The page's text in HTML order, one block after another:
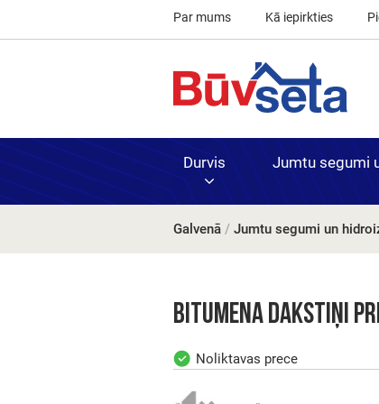
Par mums Kā iepirkties
Durvis Jumtu segumi
Galvenā / Jumtu segumi un
Bitumena dakstiņi
Noliktavas prece